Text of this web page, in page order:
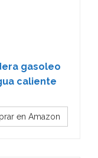
gasoleo
caliente
en Amazon